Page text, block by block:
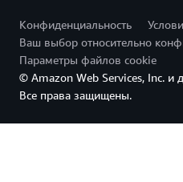
Конфиденциальность
Ваш выбор относительно
Параметры файлов cookie
© Amazon Web Services, Inc. и
Все права защищены.